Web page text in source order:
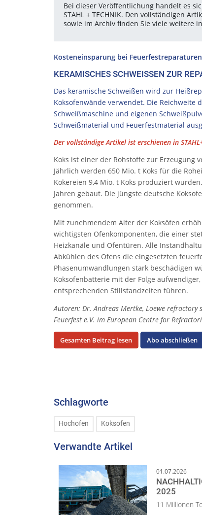
Bei dieser Veröffentlichung handelt es
STAHL + TECHNIK. Den vollständigen
sowie im Archiv finden Sie viele weitere
Kosteneinsparung bei Feuerfestreparaturen
KERAMISCHES SCHWEISSEN ZUR
Das keramische Schweißen wird zur
Koksofenwände verwendet. Die Reichweite
Schweißmaschine und eigenen
Schweißmaterial und Feuerfestmaterial
Der vollständige Artikel ist erschienen in
Koks ist einer der Rohstoffe zur Erzeugung
Jährlich werden 650 Mio. t Koks für die
Kokereien 9,4 Mio. t Koks produziert
Jahren gebaut. Die jüngste deutsche
genommen.
Mit zunehmendem Alter der Koksöfen
wichtigsten Ofenkomponenten, die einer
Heizkanäle und Ofentüren. Alle
Abkühlen des Ofens die eingesetzten
Phasenumwandlungen stark beschädigen
Koksofenbatterie mit der Folge
entsprechenden Stillstandzeiten führen.
Autoren: Dr. Andreas Mertke, Loewe refractory
Feuerfest e.V. im European Centre for
Gesamten Beitrag lesen Abo abschließen
Schlagworte
Hochofen Koksofen
Verwandte Artikel
01.07.2026
2025
11 Millionen